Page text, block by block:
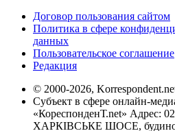
Договор пользования сайтом
Политика в сфере
данных
Пользовательское соглашение
Редакция
© 2000-2026,
Субъект в сфере онлайн-
«КореспонденТ.net» Адрес:
ХАРКІВСЬКЕ ШОСЕ, будинок